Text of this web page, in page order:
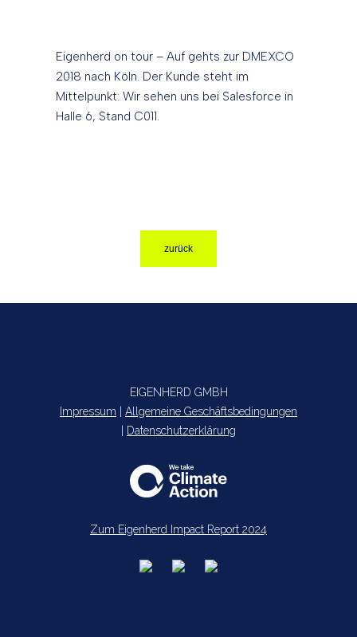
Eigenherd on tour – Auf gehts zur DMEXCO
2018 nach Köln. Der Kunde steht im
Mittelpunkt: Wir sehen uns bei Salesforce in
Halle 6, Stand C011.
zurück
EIGENHERD GMBH
Impressum
Allgemeine Geschäftsbedingungen
Datenschutzerklärung
Zum Eigenherd Impact Report 2024